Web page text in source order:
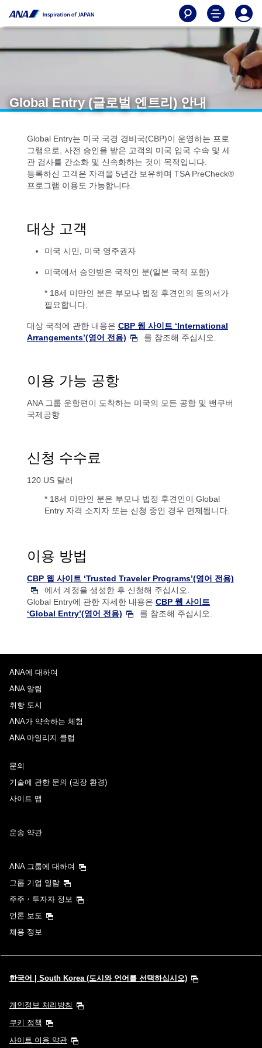
Global Entry (글로벌 엔트리) 안내
Global Entry는 미국 국경 경비국(CBP)이 운영하는 프로
그램으로, 사전 승인을 받은 고객의 미국 입국 수속 및 세
관 검사를 간소화 및 신속화하는 것이 목적입니다.
등록하신 고객은 자격을 5년간 보유하며 TSA PreCheck®
프로그램 이용도 가능합니다.
대상 고객
미국 시민, 미국 영주권자
미국에서 승인받은 국적인 분(일본 국적 포함)
* 18세 미만인 분은 부모나 법정 후견인의 동의서가
필요합니다.
대상 국적에 관한 내용은 CBP 웹 사이트 ‘International
Arrangements’(영어 전용)
를 참조해 주십시오.
이용 가능 공항
ANA 그룹 운항편이 도착하는 미국의 모든 공항 및 밴쿠버
국제공항
신청 수수료
120 US 달러
* 18세 미만인 분은 부모나 법정 후견인이 Global
Entry 자격 소지자 또는 신청 중인 경우 면제됩니다.
이용 방법
CBP 웹 사이트 ‘Trusted Traveler Programs’(영어 전용)
에서 계정을 생성한 후 신청해 주십시오.
Global Entry에 관한 자세한 내용은 CBP 웹 사이트
‘Global Entry’(영어 전용)
를 참조해 주십시오.
ANA에 대하여
ANA 알림
취항 도시
ANA가 약속하는 체험
ANA 마일리지 클럽
문의
기술에 관한 문의 (권장 환경)
사이트 맵
운송 약관
ANA 그룹에 대하여
그룹 기업 일람
주주・투자자 정보
언론 보도
채용 정보
한국어 | South Korea (도시와 언어를 선택하십시오)
개인정보 처리방침
쿠키 정책
사이트 이용 약관